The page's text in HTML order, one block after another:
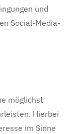
und
Social-Media-
möglichst
Hierbei
im Sinne